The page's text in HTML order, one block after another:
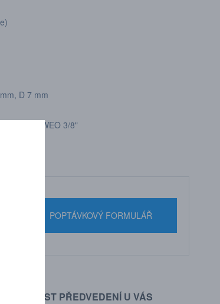
D 7 mm
WEO 3/8"
POPTÁVKOVÝ FORMULÁŘ
MOŽNOST PŘEDVEDENÍ U VÁS